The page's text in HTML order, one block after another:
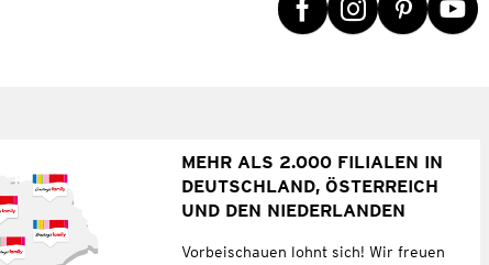
MEHR ALS 2.000 FILIALEN IN
DEUTSCHLAND, ÖSTERREICH
UND DEN NIEDERLANDEN
Vorbeischauen lohnt sich! Wir freuen